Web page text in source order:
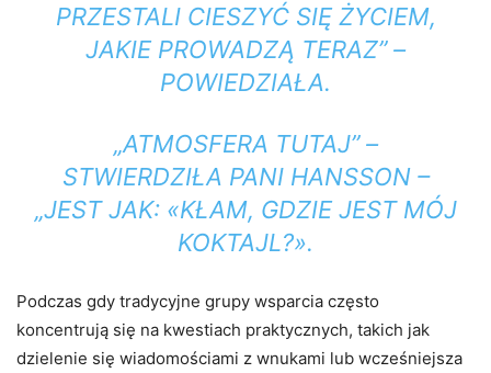
PRZESTALI CIESZYĆ SIĘ ŻYCIEM,
JAKIE PROWADZĄ TERAZ” –
POWIEDZIAŁA.
„ATMOSFERA TUTAJ” –
STWIERDZIŁA PANI HANSSON –
„JEST JAK: «KŁAM, GDZIE JEST MÓJ
KOKTAJL?».
Podczas gdy tradycyjne grupy wsparcia często
koncentrują się na kwestiach praktycznych, takich jak
dzielenie się wiadomościami z wnukami lub wcześniejsza